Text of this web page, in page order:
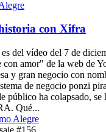
con Xifra
del vídeo del 7 de
con amor" de la web de
y gran negocio con
de negocio ponzi
público ha colapsado, se
Qué...
Alegre